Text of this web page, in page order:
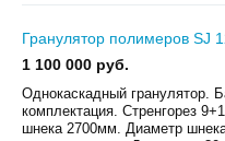
Гранулятор полимеров SJ
1 100 000 руб.
Однокаскадный гранулятор.
комплектация. Стренгорез
шнека 2700мм. Диаметр